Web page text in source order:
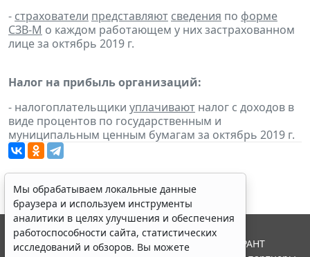
- страхователи представляют сведения по форме
СЗВ-М о каждом работающем у них застрахованном
лице за октябрь 2019 г.
Налог на прибыль организаций:
- налогоплательщики уплачивают налог с доходов в
виде процентов по государственным и
муниципальным ценным бумагам за октябрь 2019 г.
Мы обрабатываем локальные данные
браузера и используем инструменты
аналитики в целях улучшения и обеспечения
работоспособности сайта, статистических
исследований и обзоров. Вы можете
© ООО "НПП "ГАРАНТ-СЕРВИС", 2026. Система ГАРАНТ